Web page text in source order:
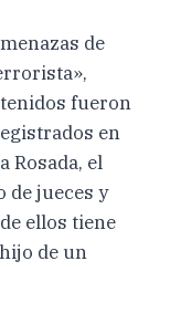
de
fueron
en
Rosada, el
de jueces y
ellos tiene
de un